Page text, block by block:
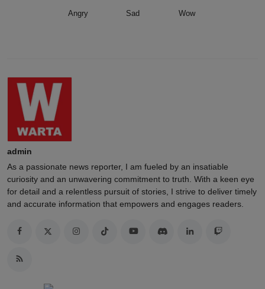
Angry Sad Wow
admin
As a passionate news reporter, I am fueled by an insatiable
curiosity and an unwavering commitment to truth. With a keen eye
for detail and a relentless pursuit of stories, I strive to deliver timely
and accurate information that empowers and engages readers.